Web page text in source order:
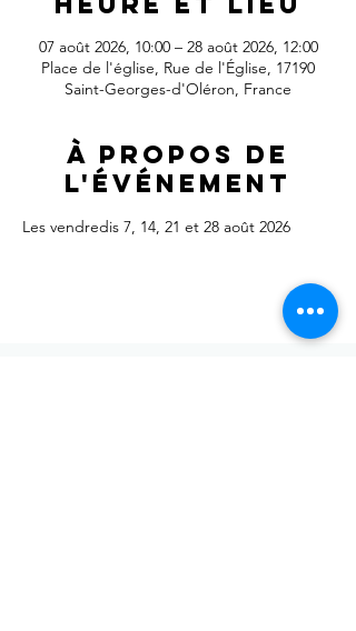
07 août 2026, 10:00 – 28 août 2026, 12:00
Place de l'église, Rue de l'Église, 17190
Saint-Georges-d'Oléron, France
À propos de
l'événement
Les vendredis 7, 14, 21 et 28 août 2026